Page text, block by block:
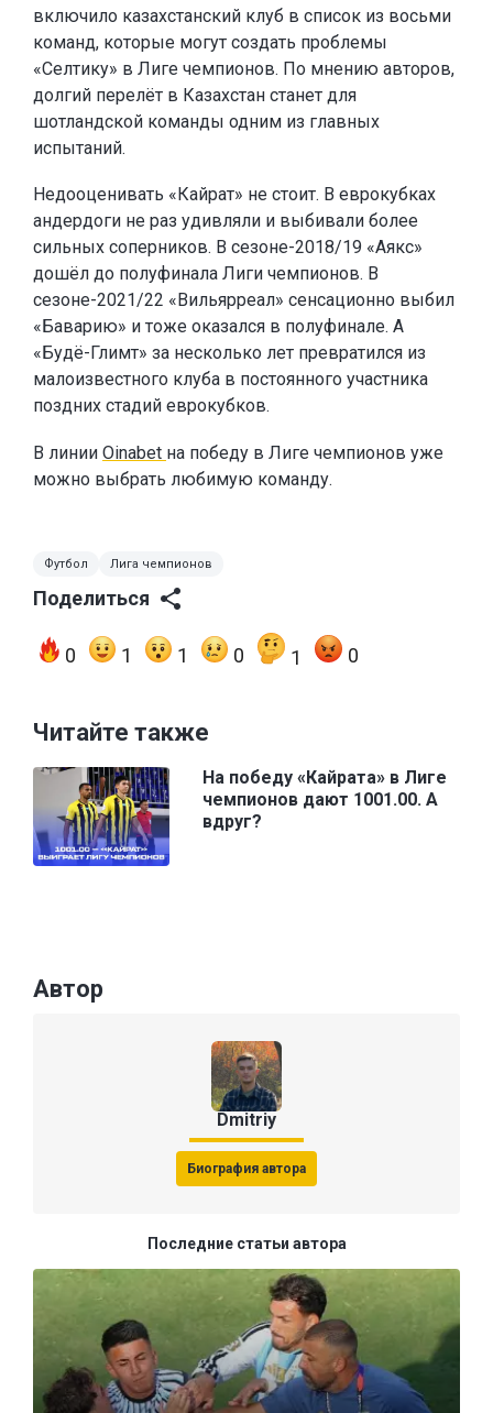
включило казахстанский клуб в список из восьми
команд, которые могут создать проблемы
«Селтику» в Лиге чемпионов. По мнению авторов,
долгий перелёт в Казахстан станет для
шотландской команды одним из главных
испытаний.
Недооценивать «Кайрат» не стоит. В еврокубках
андердоги не раз удивляли и выбивали более
сильных соперников. В сезоне-2018/19 «Аякс»
дошёл до полуфинала Лиги чемпионов. В
сезоне-2021/22 «Вильярреал» сенсационно выбил
«Баварию» и тоже оказался в полуфинале. А
«Будё-Глимт» за несколько лет превратился из
малоизвестного клуба в постоянного участника
поздних стадий еврокубков.
В линии Oinabet на победу в Лиге чемпионов уже
можно выбрать любимую команду.
Футбол Лига чемпионов
Поделиться
0 1 1 0 1 0
Читайте также
На победу «Кайрата» в Лиге
чемпионов дают 1001.00. А
вдруг?
Автор
Dmitriy
Биография автора
Последние статьи автора